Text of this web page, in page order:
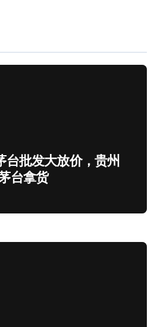
台批发大放价，贵州
台拿货